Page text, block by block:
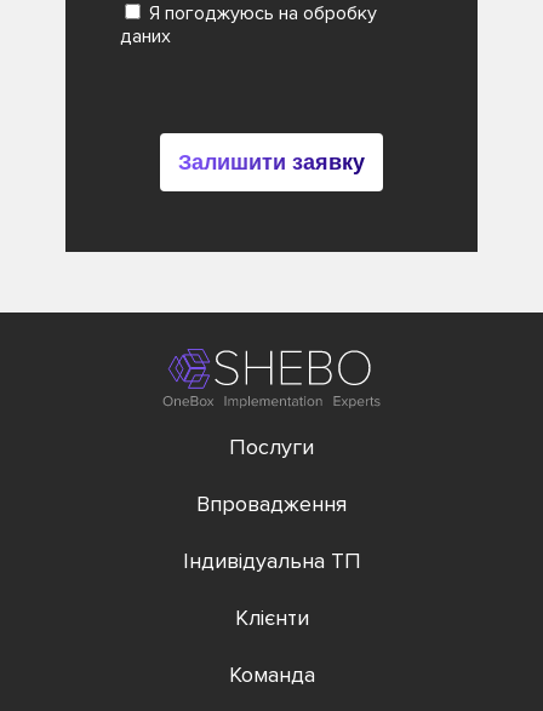
Я погоджуюсь на обробку
даних
Залишити заявку
Послуги
Впровадження
Індивідуальна ТП
Клієнти
Команда